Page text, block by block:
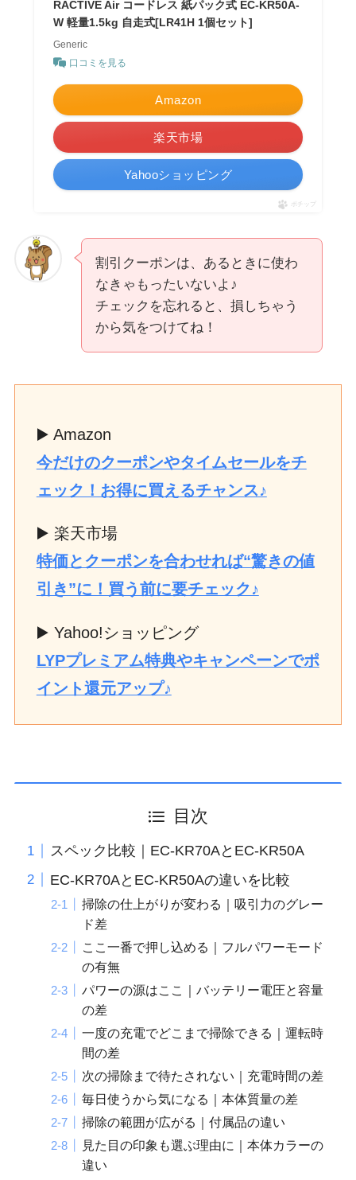
RACTIVE Air コードレス 紙パック式 EC-KR50A-
W 軽量1.5kg 自走式[LR41H 1個セット]
Generic
口コミを見る
Amazon
楽天市場
Yahooショッピング
ポチップ
割引クーポンは、あるときに使わ
なきゃもったいないよ♪
チェックを忘れると、損しちゃう
から気をつけてね！
▶️ Amazon
今だけのクーポンやタイムセールをチ
ェック！お得に買えるチャンス♪
▶️ 楽天市場
特価とクーポンを合わせれば“驚きの値
引き”に！買う前に要チェック♪
▶️ Yahoo!ショッピング
LYPプレミアム特典やキャンペーンでポ
イント還元アップ♪
目次
スペック比較｜EC-KR70AとEC-KR50A
EC-KR70AとEC-KR50Aの違いを比較
掃除の仕上がりが変わる｜吸引力のグレー
ド差
ここ一番で押し込める｜フルパワーモード
の有無
パワーの源はここ｜バッテリー電圧と容量
の差
一度の充電でどこまで掃除できる｜運転時
間の差
次の掃除まで待たされない｜充電時間の差
毎日使うから気になる｜本体質量の差
掃除の範囲が広がる｜付属品の違い
見た目の印象も選ぶ理由に｜本体カラーの
違い